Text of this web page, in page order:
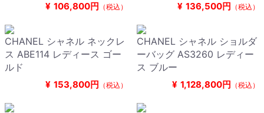
¥ 106,800円 （税込） ¥ 136,500円 （税込）
CHANEL シャネル ネックレ
ス ABE114 レディース ゴー
ルド
¥ 153,800円 （税込）
CHANEL シャネル ショルダ
ーバッグ AS3260 レディー
ス ブルー
¥ 1,128,800円 （税込）